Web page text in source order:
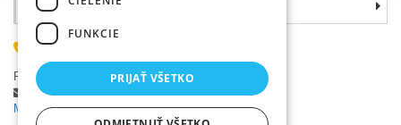
Prečo si zvoliť práve nás
(+420) 585 051 217
Plzeňská 868, 783 91 Uničov, Česká republika
Položiť dotaz
Máte problémy s prihlásením ?
FUNKCIE
PRIJAŤ VŠETKO